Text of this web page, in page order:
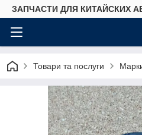
ЗАПЧАСТИ ДЛЯ КИТАЙСКИХ
Товари та послуги